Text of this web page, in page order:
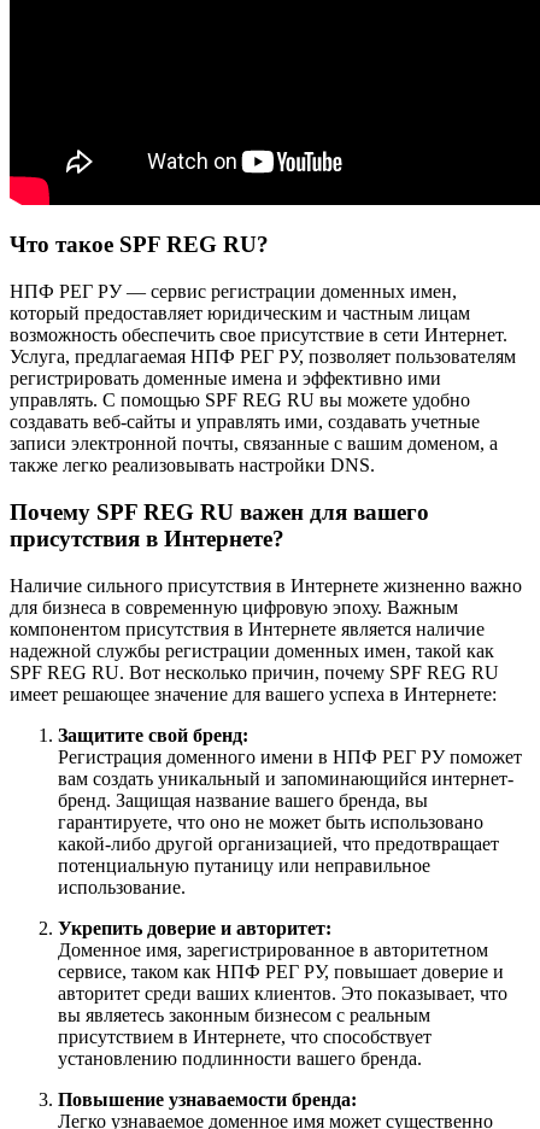
Что такое SPF REG RU?
НПФ РЕГ РУ — сервис регистрации доменных имен,
который предоставляет юридическим и частным лицам
возможность обеспечить свое присутствие в сети Интернет.
Услуга, предлагаемая НПФ РЕГ РУ, позволяет пользователям
регистрировать доменные имена и эффективно ими
управлять. С помощью SPF REG RU вы можете удобно
создавать веб-сайты и управлять ими, создавать учетные
записи электронной почты, связанные с вашим доменом, а
также легко реализовывать настройки DNS.
Почему SPF REG RU важен для вашего
присутствия в Интернете?
Наличие сильного присутствия в Интернете жизненно важно
для бизнеса в современную цифровую эпоху. Важным
компонентом присутствия в Интернете является наличие
надежной службы регистрации доменных имен, такой как
SPF REG RU. Вот несколько причин, почему SPF REG RU
имеет решающее значение для вашего успеха в Интернете:
Защитите свой бренд:
Регистрация доменного имени в НПФ РЕГ РУ поможет
вам создать уникальный и запоминающийся интернет-
бренд. Защищая название вашего бренда, вы
гарантируете, что оно не может быть использовано
какой-либо другой организацией, что предотвращает
потенциальную путаницу или неправильное
использование.
Укрепить доверие и авторитет:
Доменное имя, зарегистрированное в авторитетном
сервисе, таком как НПФ РЕГ РУ, повышает доверие и
авторитет среди ваших клиентов. Это показывает, что
вы являетесь законным бизнесом с реальным
присутствием в Интернете, что способствует
установлению подлинности вашего бренда.
Повышение узнаваемости бренда:
Легко узнаваемое доменное имя может существенно